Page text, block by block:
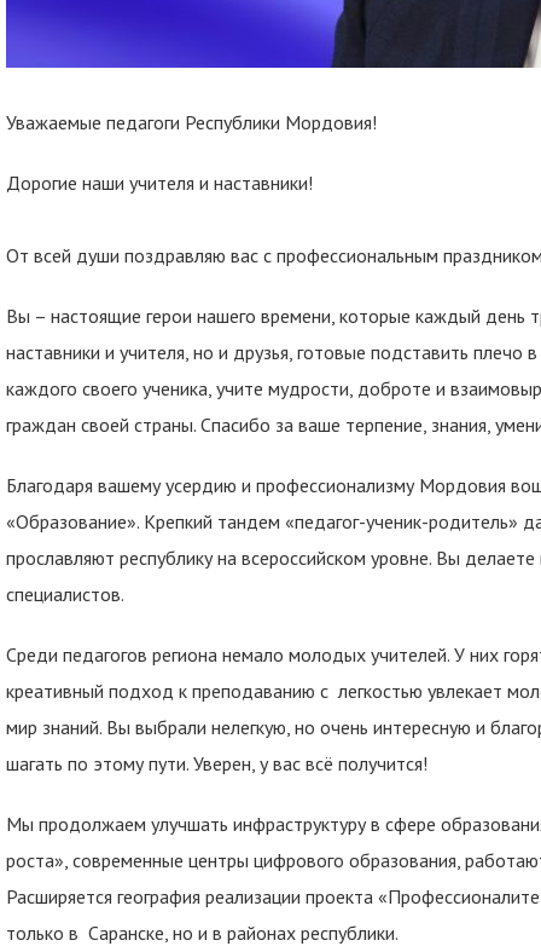
Уважаемые педагоги Республики Мордовия!
Дорогие наши учителя и наставники!
От всей души поздравляю вас с профессиональным
Вы – настоящие герои нашего времени, которые каждый день
наставники и учителя, но и друзья, готовые подставить
каждого своего ученика, учите мудрости, доброте и
граждан своей страны. Спасибо за ваше терпение, знания,
Благодаря вашему усердию и профессионализму Мордовия
«Образование». Крепкий тандем «педагог-ученик-родитель»
прославляют республику на всероссийском уровне. Вы
специалистов.
Среди педагогов региона немало молодых учителей. У них
креативный подход к преподаванию с легкостью увлекает
мир знаний. Вы выбрали нелегкую, но очень интересную и
шагать по этому пути. Уверен, у вас всё получится!
Мы продолжаем улучшать инфраструктуру в сфере
роста», современные центры цифрового образования,
Расширяется география реализации проекта
только в Саранске, но и в районах республики.